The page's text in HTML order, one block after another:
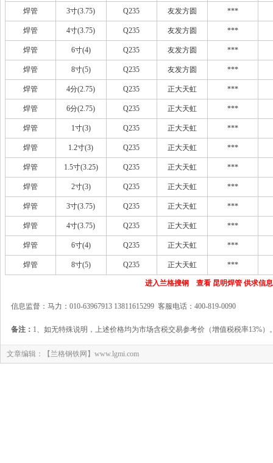
焊管 3寸(3.75) Q235 友发方圆 ***
焊管 4寸(3.75) Q235 友发方圆 ***
焊管 6寸(4) Q235 友发方圆 ***
焊管 8寸(5) Q235 友发方圆 ***
焊管 4分(2.75) Q235 正大天虹 ***
焊管 6分(2.75) Q235 正大天虹 ***
焊管 1寸(3) Q235 正大天虹 ***
焊管 1.2寸(3) Q235 正大天虹 ***
焊管 1.5寸(3.25) Q235 正大天虹 ***
焊管 2寸(3) Q235 正大天虹 ***
焊管 3寸(3.75) Q235 正大天虹 ***
焊管 4寸(3.75) Q235 正大天虹 ***
焊管 6寸(4) Q235 正大天虹 ***
焊管 8寸(5) Q235 正大天虹 ***
进入兰格搜钢 查看 昆明焊管 供求信息
信息监督：马力：010-63967913 13811615299 客服电话：400-819-0090
备注： 1、如无特殊说明，上述价格均为市场含税交易参考价（增值税税率13%）
文章编辑：【兰格钢铁网】www.lgmi.com